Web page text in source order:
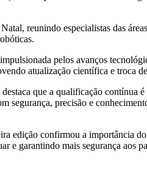
reunindo especialistas das
pelos avanços
atualização científica e troca
que a qualificação contínua
segurança, precisão e
edição confirmou a importância
e garantindo mais segurança aos